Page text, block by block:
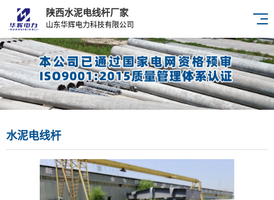
陕西水泥电线杆厂家
山东华辉电力科技有限公司
水泥电线杆